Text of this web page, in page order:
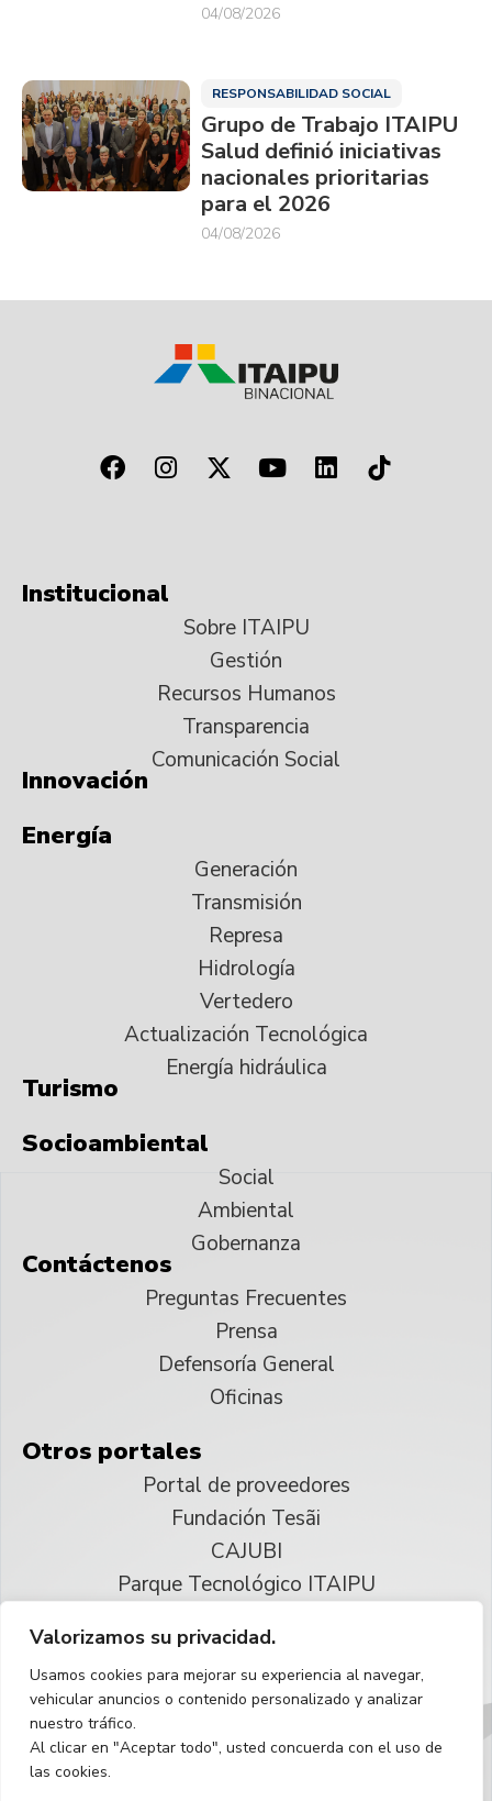
Valorizamos su privacidad.
Usamos cookies para mejorar su experiencia al navegar,
vehicular anuncios o contenido personalizado y analizar
nuestro tráfico.
Al clicar en "Aceptar todo", usted concuerda con el uso de
las cookies.
04/08/2026
RESPONSABILIDAD SOCIAL
Grupo de Trabajo ITAIPU
Salud definió iniciativas
nacionales prioritarias
para el 2026
04/08/2026
Institucional
Sobre ITAIPU
Gestión
Recursos Humanos
Transparencia
Comunicación Social
Innovación
Energía
Generación
Transmisión
Represa
Hidrología
Vertedero
Actualización Tecnológica
Energía hidráulica
Turismo
Socioambiental
Social
Ambiental
Gobernanza
Contáctenos
Preguntas Frecuentes
Prensa
Defensoría General
Oficinas
Otros portales
Portal de proveedores
Fundación Tesãi
CAJUBI
Parque Tecnológico ITAIPU
Reservados todos los derechos
Español